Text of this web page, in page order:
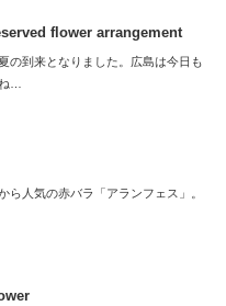
flower arrangement
の到来となりました。広島は今日も
…
ら人気の赤バラ「アランフェス」。